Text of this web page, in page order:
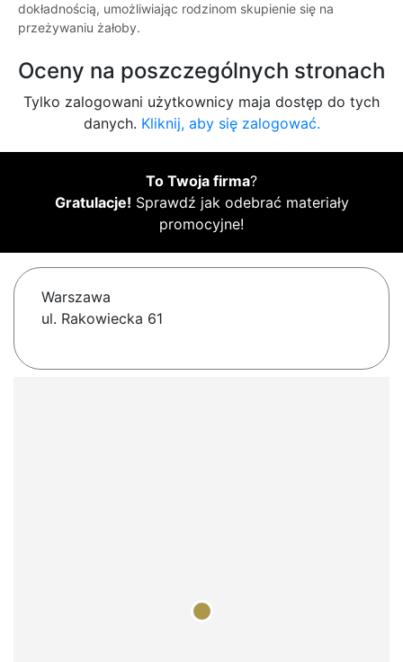
dokładnością, umożliwiając rodzinom skupienie się na
przeżywaniu żałoby.
Oceny na poszczególnych stronach
Tylko zalogowani użytkownicy maja dostęp do tych
danych. Kliknij, aby się zalogować.
To Twoja firma?
Gratulacje! Sprawdź jak odebrać materiały
promocyjne!
Warszawa
ul. Rakowiecka 61